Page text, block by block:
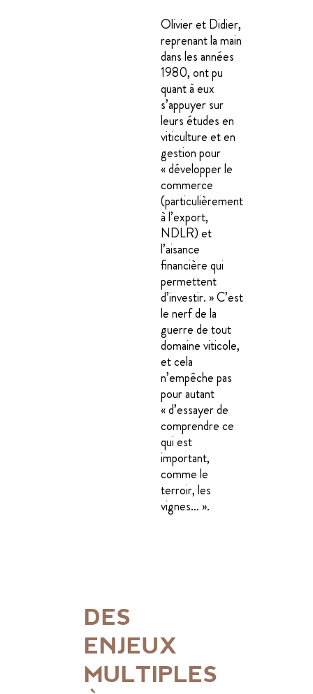
Olivier et Didier,
reprenant la main
dans les années
1980, ont pu
quant à eux
s’appuyer sur
leurs études en
viticulture et en
gestion pour
« développer le
commerce
(particulièrement
à l’export,
NDLR) et
l’aisance
financière qui
permettent
d’investir. » C’est
le nerf de la
guerre de tout
domaine viticole,
et cela
n’empêche pas
pour autant
« d’essayer de
comprendre ce
qui est
important,
comme le
terroir, les
vignes… ».
DES
ENJEUX
MULTIPLES